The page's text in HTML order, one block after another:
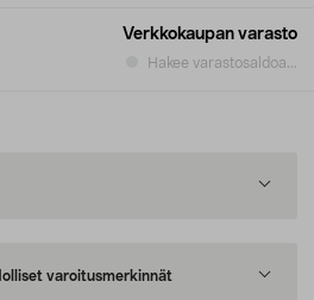
Verkkokaupan varasto
Hakee varastosaldoa...
varoitusmerkinnät